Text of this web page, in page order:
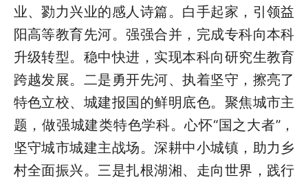
业、勠力兴业的感人诗篇。白手起家，引领益
阳高等教育先河。强强合并，完成专科向本科
升级转型。稳中快进，实现本科向研究生教育
跨越发展。二是勇开先河、执着坚守，擦亮了
特色立校、城建报国的鲜明底色。聚焦城市主
题，做强城建类特色学科。心怀“国之大者”，
坚守城市城建主战场。深耕中小城镇，助力乡
村全面振兴。三是扎根湖湘、走向世界，践行